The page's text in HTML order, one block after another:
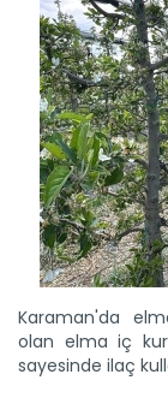
Karaman'da
olan elma iç
sayesinde ilaç